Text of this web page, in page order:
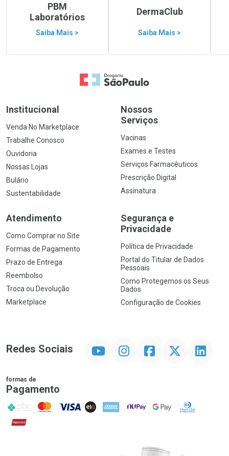
PBM
Laboratórios
Saiba Mais >
DermaClub
Saiba Mais >
Ir para a Home
Institucional
Venda No Marketplace
Trabalhe Conosco
Ouvidoria
Nossas Lojas
Bulário
Sustentabilidade
Nossos
Serviços
Vacinas
Exames e Testes
Serviços Farmacêuticos
Prescrição Digital
Assinatura
Atendimento
Como Comprar no Site
Formas de Pagamento
Prazo de Entrega
Reembolso
Troca ou Devolução
Marketplace
Segurança e
Privacidade
Política de Privacidade
Portal do Titular de Dados
Pessoais
Como Protegemos os Seus
Dados
Configuração de Cookies
Redes Sociais InstagramFacebookTwitter Linkedin
formas de
Pagamento
PIX MasterCard
VISA ELO AMEX NuPay Google PayDiners Club
Hipercard